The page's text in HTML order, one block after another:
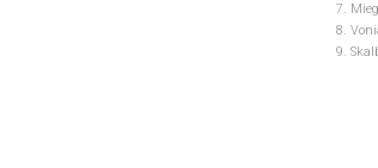
7.
8.
9.